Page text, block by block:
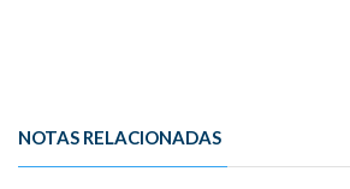
NOTAS RELACIONADAS